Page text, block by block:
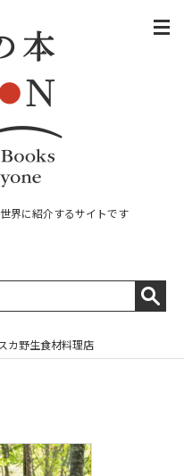
界に紹介するサイトです
カ野生食材料理店